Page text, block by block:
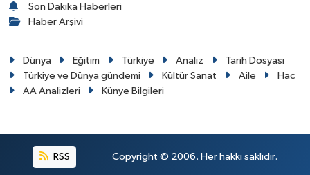
Son Dakika Haberleri
Haber Arşivi
Dünya Eğitim Türkiye Analiz
Tarih Dosyası
Türkiye ve Dünya gündemi
Kültür Sanat Aile
Hac
AA Analizleri
Künye Bilgileri
RSS Copyright © 2006. Her hakkı saklıdır.